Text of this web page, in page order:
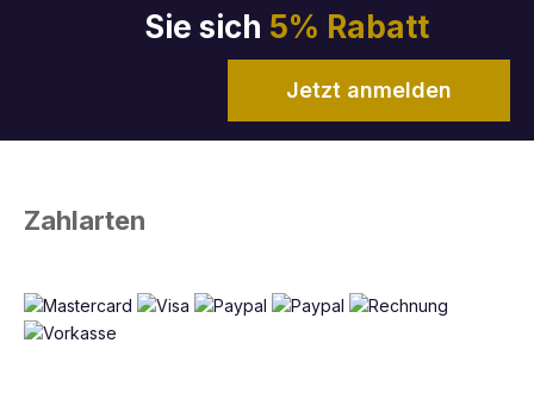
Sie sich 5% Rabatt
Jetzt anmelden
Zahlarten